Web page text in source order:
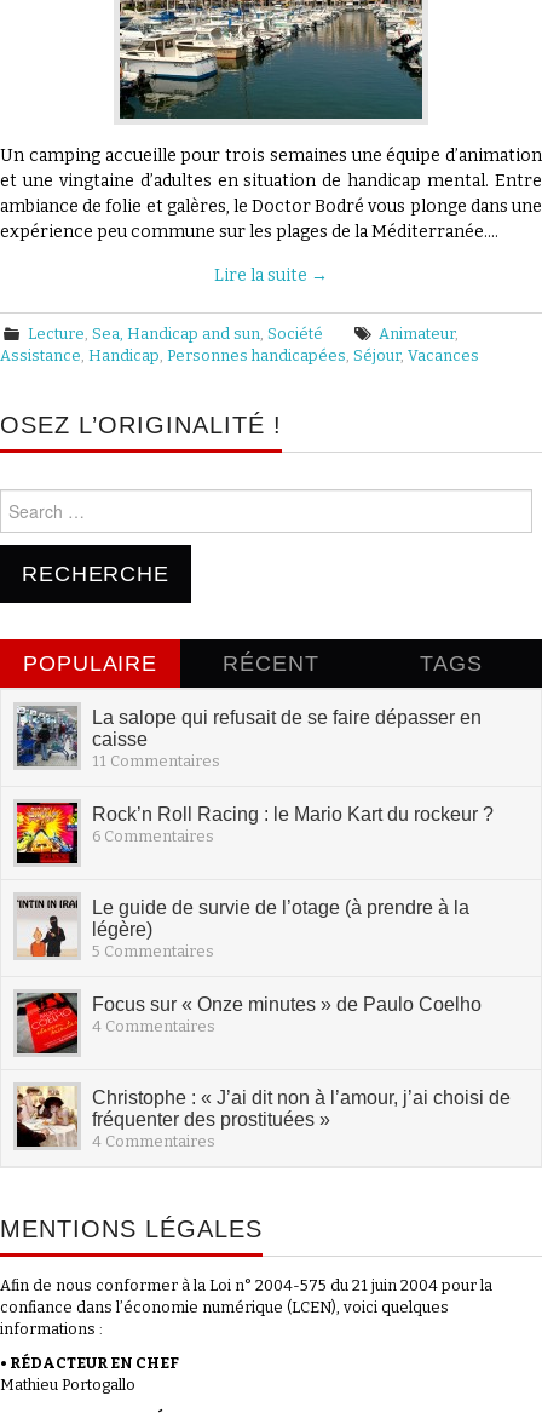
Un camping accueille pour trois semaines une équipe d’animation
et une vingtaine d’adultes en situation de handicap mental. Entre
ambiance de folie et galères, le Doctor Bodré vous plonge dans une
expérience peu commune sur les plages de la Méditerranée.…
Lire la suite →
Lecture,Sea, Handicap and sun,Société Animateur,
Assistance, Handicap, Personnes handicapées, Séjour, Vacances
OSEZ L’ORIGINALITÉ !
Search for:
POPULAIRE RÉCENT TAGS
La salope qui refusait de se faire dépasser en
caisse
11 Commentaires
Rock’n Roll Racing : le Mario Kart du rockeur ?
6 Commentaires
Le guide de survie de l’otage (à prendre à la
légère)
5 Commentaires
Focus sur « Onze minutes » de Paulo Coelho
4 Commentaires
Christophe : « J’ai dit non à l’amour, j’ai choisi de
fréquenter des prostituées »
4 Commentaires
MENTIONS LÉGALES
Afin de nous conformer à la Loi n° 2004-575 du 21 juin 2004 pour la
confiance dans l’économie numérique (LCEN), voici quelques
informations :
• RÉDACTEUR EN CHEF
Mathieu Portogallo